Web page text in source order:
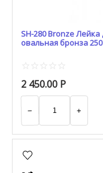
SH-280 Bronze
овальная бронза
2 450.00 Р
+
−